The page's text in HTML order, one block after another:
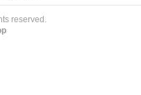
reserved.